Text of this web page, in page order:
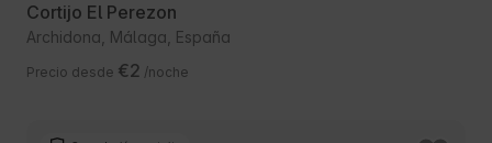
Cortijo El Perezon
Archidona, Málaga, España
Precio desde €2 /noche